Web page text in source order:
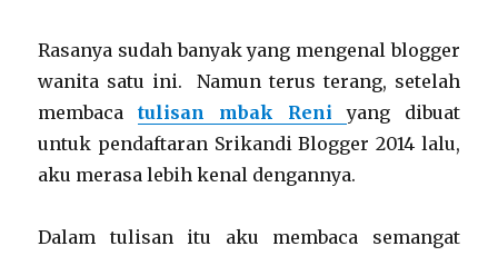
Rasanya sudah banyak yang mengenal blogger
wanita satu ini. Namun terus terang, setelah
membacatulisan mbak Reniyang dibuat
untuk pendaftaran Srikandi Blogger 2014 lalu,
aku merasa lebih kenal dengannya.
Dalam tulisan itu aku membaca semangat